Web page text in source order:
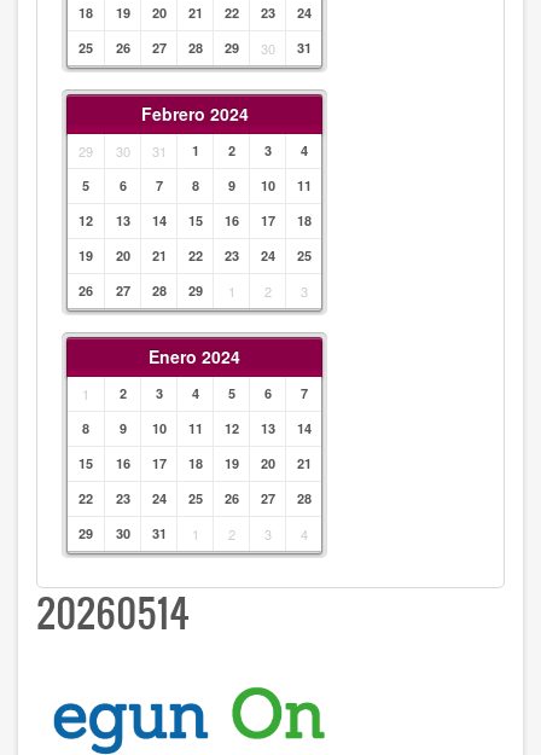
18
19 20 21 22 23
24
25
26 27 28 29 30 31
Febrero 2024
29 30 31 1 2 3
4
5
6 7 8 9 10
11
12
13 14 15 16 17
18
19
20 21 22 23 24
25
26
27 28 29 1 2 3
Enero 2024
1 2 3 4 5 6
7
8
9 10 11 12 13
14
15
16 17 18 19 20
21
22
23 24 25 26 27
28
29
30 31 1 2 3 4
20260514